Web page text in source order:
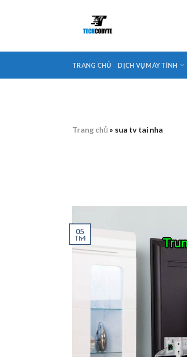
TRANG CHỦ DỊCH VỤ MÁY TÍNH
Trang chủ » sua tv tai nha
05
Th4